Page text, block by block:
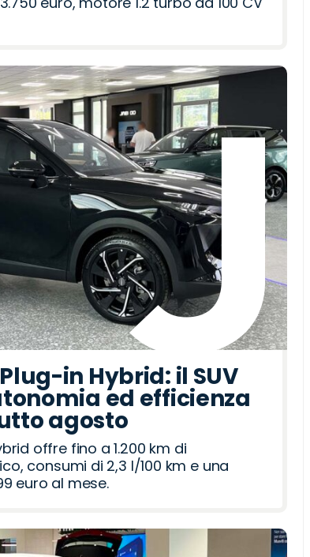
in Hybrid: il SUV
ed efficienza
agosto
offre fino a 1.200 km di
consumi di 2,3 l/100 km e una
euro al mese.